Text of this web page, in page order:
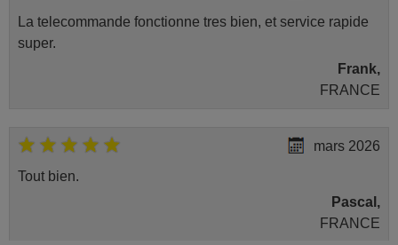
La telecommande fonctionne tres bien, et service rapide
super.
Frank,
FRANCE
mars 2026
Tout bien.
Pascal,
FRANCE